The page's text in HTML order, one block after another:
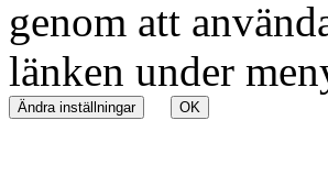
genom att
länken under
Ändra inställningar OK